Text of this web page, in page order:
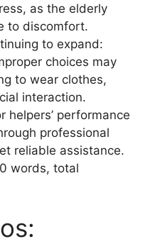
as the elderly
to discomfort.
to expand:
choices may
to wear clothes,
interaction.
helpers’ performance
professional
reliable assistance.
words, total